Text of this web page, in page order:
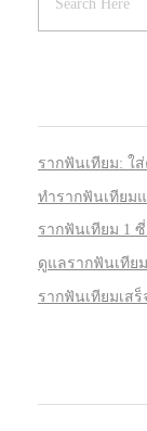
รากฟันเทียม: ใ
ทำรากฟันเทียม
รากฟันเทียม 1 ซี่
ดูแลรากฟันเทีย
รากฟันเทียมเส